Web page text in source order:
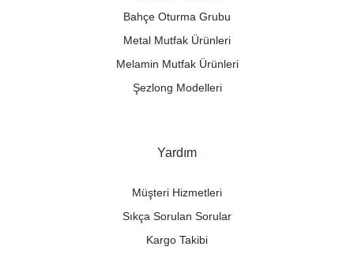
Bahçe Oturma Grubu
Metal Mutfak Ürünleri
Melamin Mutfak Ürünleri
Şezlong Modelleri
Yardım
Müşteri Hizmetleri
Sıkça Sorulan Sorular
Kargo Takibi